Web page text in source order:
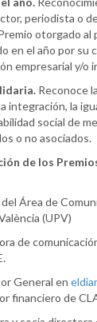
periodista o
otorgado al
en el año por su
empresarial y/o
Reconoce
integración, la
social de
o no asociados.
de los
Área de
(UPV)
de
General en
financiero de